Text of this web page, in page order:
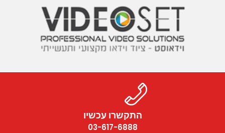
התקשרו עכשיו
03-617-6888